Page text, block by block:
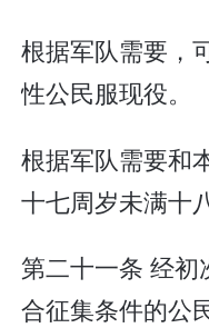
根据军队需要，
性公民服现役。
根据军队需要和
十七周岁未满十
第二十一条 经初
合征集条件的公